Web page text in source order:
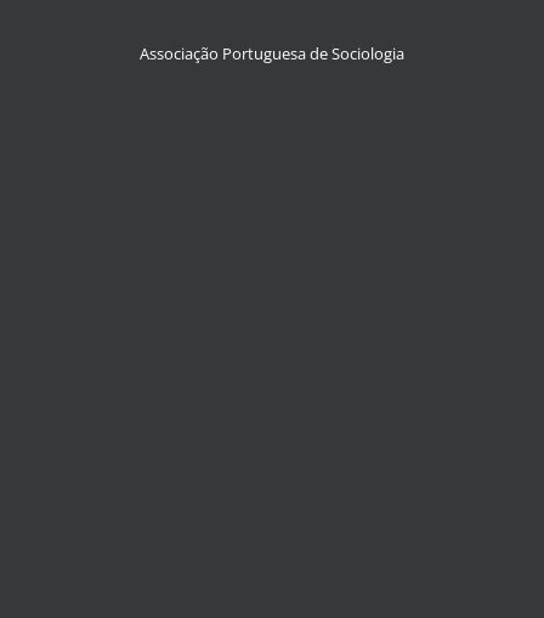
Associação Portuguesa de Sociologia